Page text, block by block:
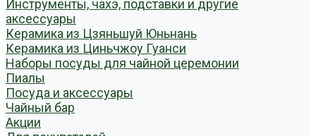
Инструменты, чахэ, подставки и другие
аксессуары
Керамика из Цзяньшуй Юньнань
Керамика из Циньчжоу Гуанси
Наборы посуды для чайной церемонии
Пиалы
Посуда и аксессуары
Чайный бар
Акции